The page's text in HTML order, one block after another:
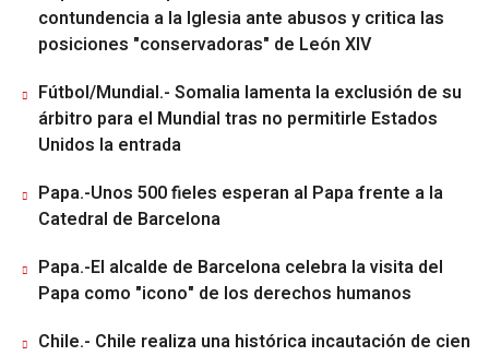
contundencia a la Iglesia ante abusos y critica las
posiciones "conservadoras" de León XIV
Fútbol/Mundial.- Somalia lamenta la exclusión de su
árbitro para el Mundial tras no permitirle Estados
Unidos la entrada
Papa.-Unos 500 fieles esperan al Papa frente a la
Catedral de Barcelona
Papa.-El alcalde de Barcelona celebra la visita del
Papa como "icono" de los derechos humanos
Chile.- Chile realiza una histórica incautación de cien